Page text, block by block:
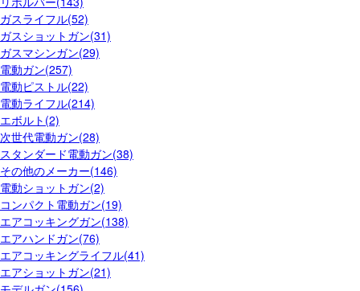
ガスライフル(52)
ガスショットガン(31)
ガスマシンガン(29)
電動ガン(257)
電動ピストル(22)
電動ライフル(214)
エボルト(2)
次世代電動ガン(28)
スタンダード電動ガン(38)
その他のメーカー(146)
電動ショットガン(2)
コンパクト電動ガン(19)
エアコッキングガン(138)
エアハンドガン(76)
エアコッキングライフル(41)
エアショットガン(21)